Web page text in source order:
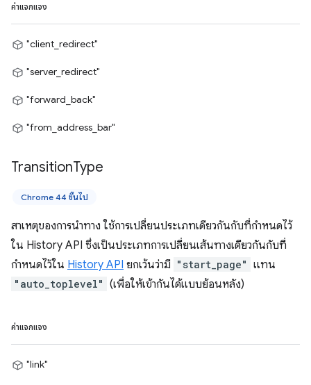
ค่าแจกแจง
"client_redirect"
"server_redirect"
"forward_back"
"from_address_bar"
TransitionType
Chrome 44 ขึ้นไป
สาเหตุของการนำทาง ใช้การเปลี่ยนประเภทเดียวกันกับที่กำหนดไว้
ใน History API ซึ่งเป็นประเภทการเปลี่ยนเส้นทางเดียวกันกับที่
กำหนดไว้ใน History API ยกเว้นว่ามี "start_page" แทน
"auto_toplevel" (เพื่อให้เข้ากันได้แบบย้อนหลัง)
ค่าแจกแจง
"link"